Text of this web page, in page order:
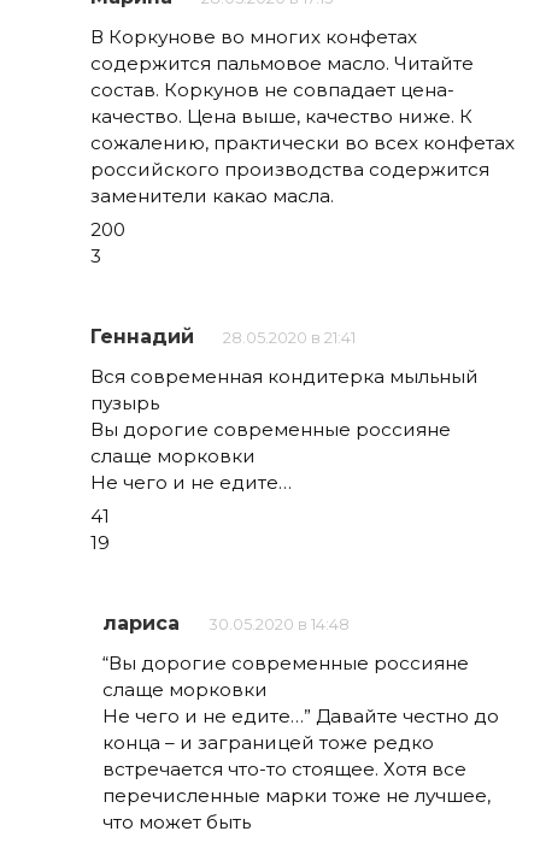
В Коркунове во многих конфетах
содержится пальмовое масло. Читайте
состав. Коркунов не совпадает цена-
качество. Цена выше, качество ниже. К
сожалению, практически во всех конфетах
российского производства содержится
заменители какао масла.
200
3
Геннадий 28.05.2020 в 21:41
Вся современная кондитерка мыльный
пузырь
Вы дорогие современные россияне
слаще морковки
Не чего и не едите…
41
19
лариса 30.05.2020 в 14:48
“Вы дорогие современные россияне
слаще морковки
Не чего и не едите…” Давайте честно до
конца – и заграницей тоже редко
встречается что-то стоящее. Хотя все
перечисленные марки тоже не лучшее,
что может быть